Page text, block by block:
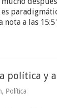
nota a las
política y
, Política